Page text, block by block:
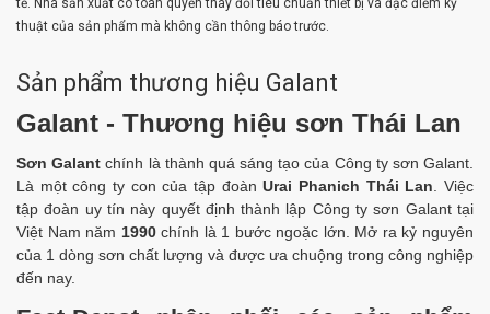
tế. Nhà sản xuất có toàn quyền thay đổi tiêu chuẩn thiết bị và đặc điểm kỹ
thuật của sản phẩm mà không cần thông báo trước.
Sản phẩm thương hiệu Galant
Galant - Thương hiệu sơn Thái Lan
Sơn Galant chính là thành quá sáng tạo của Công ty sơn Galant.
Là một công ty con của tập đoànUrai Phanich Thái Lan . Việc
tập đoàn uy tín này quyết định thành lập Công ty sơn Galant tại
Việt Nam năm 1990chính là 1 bước ngoặc lớn. Mở ra kỷ nguyên
của 1 dòng sơn chất lượng và được ưa chuộng trong công nghiệp
đến nay.